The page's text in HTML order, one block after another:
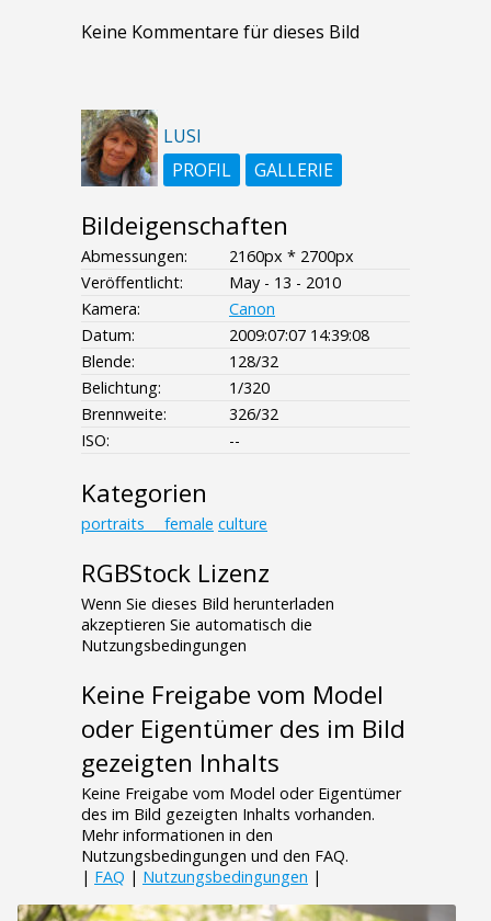
Keine Kommentare für dieses Bild
LUSI
PROFIL
GALLERIE
Bildeigenschaften
Abmessungen:
2160px * 2700px
Veröffentlicht:
May - 13 - 2010
Kamera:
Canon
Datum:
2009:07:07 14:39:08
Blende:
128/32
Belichtung:
1/320
Brennweite:
326/32
ISO:
--
Kategorien
portraits___female culture
RGBStock Lizenz
Wenn Sie dieses Bild herunterladen
akzeptieren Sie automatisch die
Nutzungsbedingungen
Keine Freigabe vom Model
oder Eigentümer des im Bild
gezeigten Inhalts
Keine Freigabe vom Model oder Eigentümer
des im Bild gezeigten Inhalts vorhanden.
Mehr informationen in den
Nutzungsbedingungen und den FAQ.
| FAQ | Nutzungsbedingungen |